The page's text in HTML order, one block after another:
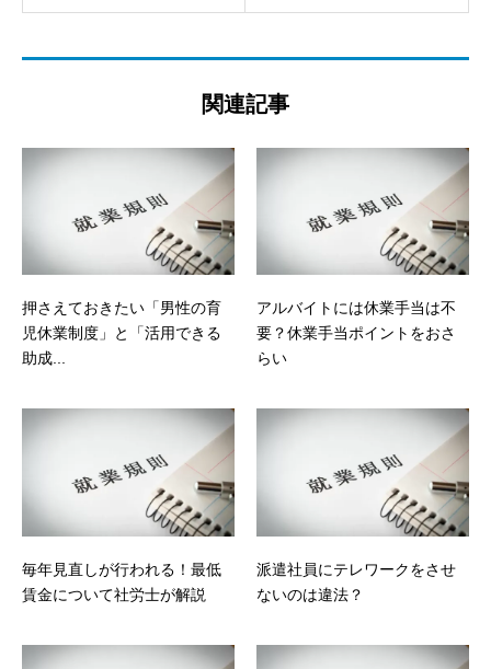
関連記事
押さえておきたい「男性の育
児休業制度」と「活用できる
助成...
アルバイトには休業手当は不
要？休業手当ポイントをおさ
らい
毎年見直しが行われる！最低
賃金について社労士が解説
派遣社員にテレワークをさせ
ないのは違法？